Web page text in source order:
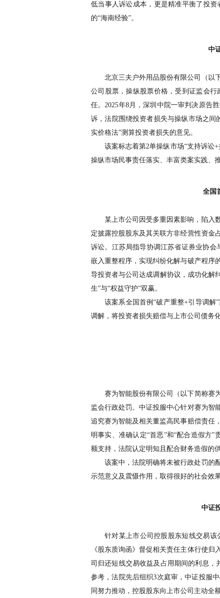
低当事人诉讼成本，更是精准平衡了投
的“海南经验”。
中
北京三夫户外用品股份有限公司（以
公司股票，操纵股票价格，受到证监会
任。2025年8月，深圳中院一审判决原告
诉，法院围绕投资者损失与操纵市场之
实价格法”测算投资者损失的意见。
该案标志着第2单操纵市场“支持诉讼+
操纵市场民事责任落实、丰富类案实践、
全国
某上市公司因受多重因素影响，陷入
定披露控股股东及其关联方非经营性资金
诉讼。江苏局指导协调江苏省证券业协会
嵌入重整程序，实现纠纷化解与破产程序
导投资者与公司达成调解协议，成功化解
生”与“权益守护”双赢。
该案系全国首例“破产重整+引导调解”
调解，将投资者损失赔偿与上市公司债务
赛为智能股份有限公司（以下简称赛
监会行政处罚。中证投服中心针对赛为智
追究赛为智能及相关董监高民事赔偿责任
明事实、准确认定“首恶”和“配合造假方”
额支持，法院认定明知且配合财务造假的
该案中，法院明确将未被行政处罚的
示范意义及震慑作用，取得很好的社会效
中证
针对某上市公司控股股东短线交易该
《股东质询函》督促相关责任主体行使
司归还短线交易收益及占用期间的利息，
参考，法院先后组织3次庭审，中证投服
同努力推动，控股股东向上市公司主动全